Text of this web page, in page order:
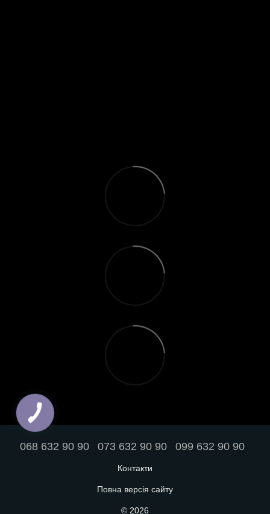
068 632 90 90 073 632 90 90 099 632 90 90
Контакти
Повна версія сайту
© 2026